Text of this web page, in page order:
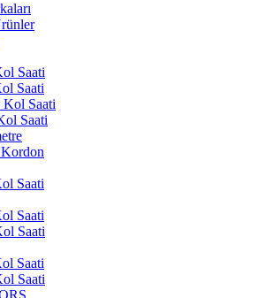
Saati
Saati
Kol Saati
Saati
Saati
Saati
Saati
Saati
Saati